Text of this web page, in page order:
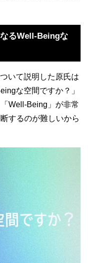
るWell-Beingな
いて説明した原氏は
な空間ですか？」
Well-Being 」が非常
するのが難しいから